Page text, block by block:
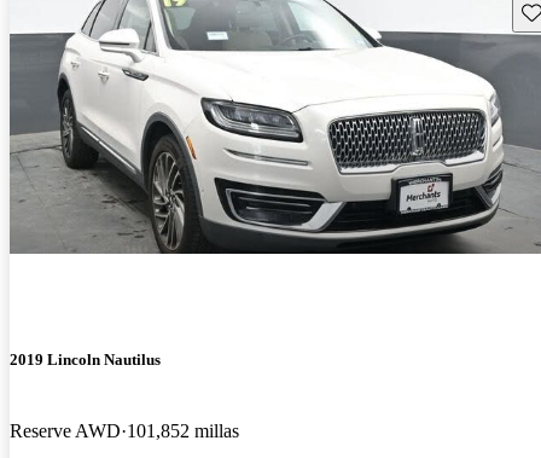
2019 Lincoln Nautilus
Reserve AWD 101,852 millas